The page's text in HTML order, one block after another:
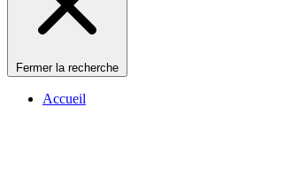
Fermer la recherche
Accueil